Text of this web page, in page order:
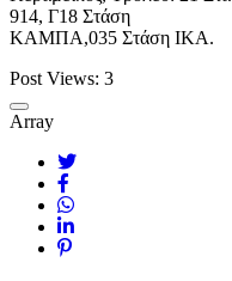
914, Γ18 Στάση
ΚΑΜΠΑ,035 Στάση ΙΚΑ.
Post Views: 3
Array